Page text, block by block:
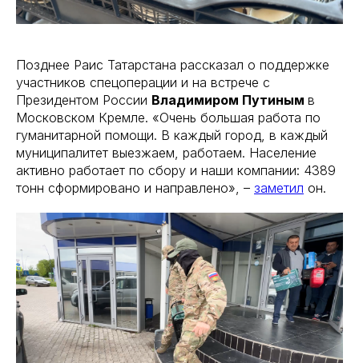
Позднее Раис Татарстана рассказал о поддержке
участников спецоперации и на встрече с
Президентом России Владимиром Путиным в
Московском Кремле. «Очень большая работа по
гуманитарной помощи. В каждый город, в каждый
муниципалитет выезжаем, работаем. Население
активно работает по сбору и наши компании: 4389
тонн сформировано и направлено», – заметил он.